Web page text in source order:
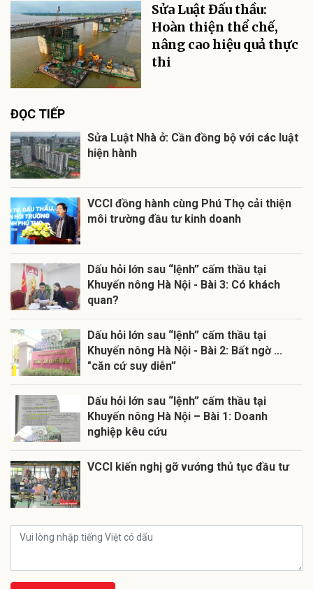
Sửa Luật Đấu thầu:
Hoàn thiện thể chế,
nâng cao hiệu quả thực
thi
ĐỌC TIẾP
Sửa Luật Nhà ở: Cần đồng bộ với các luật
hiện hành
VCCI đồng hành cùng Phú Thọ cải thiện
môi trường đầu tư kinh doanh
Dấu hỏi lớn sau “lệnh” cấm thầu tại
Khuyến nông Hà Nội - Bài 3: Có khách
quan?
Dấu hỏi lớn sau “lệnh” cấm thầu tại
Khuyến nông Hà Nội - Bài 2: Bất ngờ ...
"căn cứ suy diễn”
Dấu hỏi lớn sau “lệnh” cấm thầu tại
Khuyến nông Hà Nội – Bài 1: Doanh
nghiệp kêu cứu
VCCI kiến nghị gỡ vướng thủ tục đầu tư